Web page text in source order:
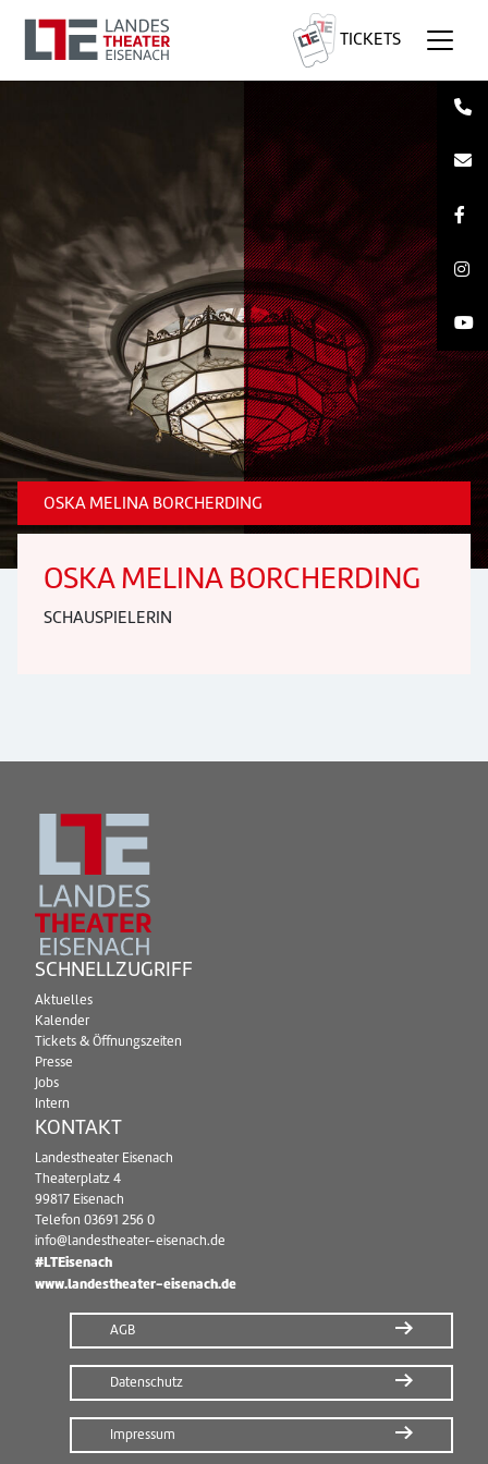
TICKETS
OSKA MELINA BORCHERDING
OSKA MELINA BORCHERDING
SCHAUSPIELERIN
SCHNELLZUGRIFF
Aktuelles
Kalender
Tickets & Öffnungszeiten
Presse
Jobs
Intern
KONTAKT
Landestheater Eisenach
Theaterplatz 4
99817 Eisenach
Telefon 03691 256 0
info@landestheater-eisenach.de
#LTEisenach
www.landestheater-eisenach.de
AGB
Datenschutz
Impressum